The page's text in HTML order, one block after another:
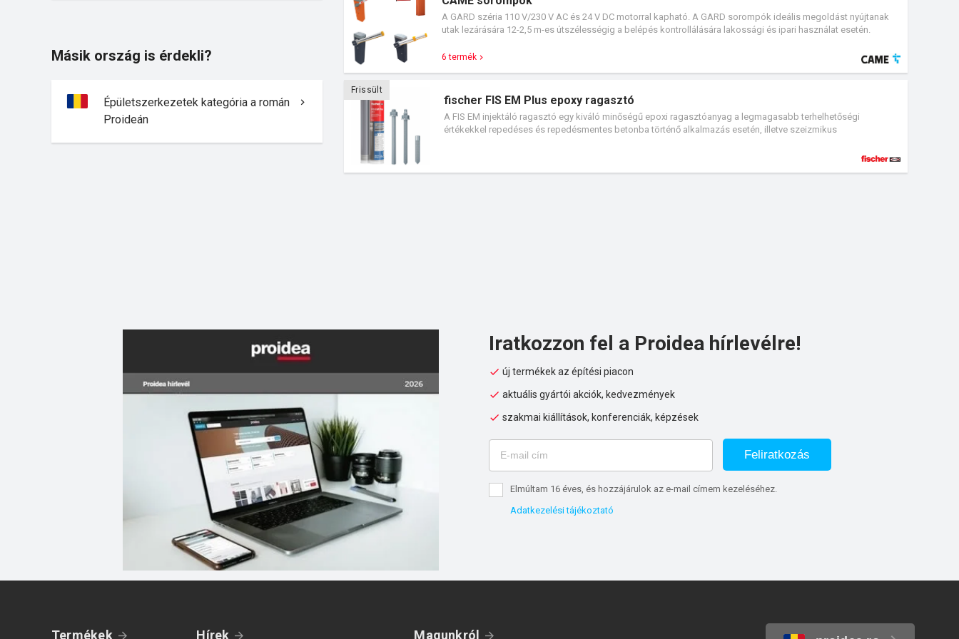
A GARD széria 110 V/230 V AC és 24 V DC motorral kapható. A GARD sorompók ideális megoldást nyújtanak
utak lezárására 12-2,5 m-es útszélességig a belépés kontrollálására lakossági és ipari használat esetén.
6 termék
Frissült
fischer FIS EM Plus epoxy ragasztó
A FIS EM injektáló ragasztó egy kiváló minőségű epoxi ragasztóanyag a legmagasabb terhelhetőségi
értékekkel repedéses és repedésmentes betonba történő alkalmazás esetén, illetve szeizmikus
Másik ország is érdekli?
Épületszerkezetek kategória a román
Proideán
Iratkozzon fel a Proidea hírlevélre!
új termékek az építési piacon
aktuális gyártói akciók, kedvezmények
szakmai kiállítások, konferenciák, képzések
Feliratkozás
Elmúltam 16 éves, és hozzájárulok az e-mail címem kezeléséhez.
Adatkezelési tájékoztató
Termékek Hírek Magunkról